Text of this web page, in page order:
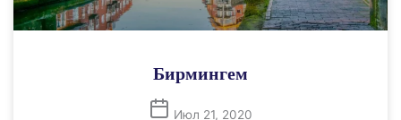
Бирмингем
Июл 21, 2020